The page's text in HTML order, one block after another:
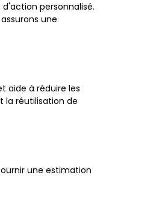
personnalisé.
une
aide à réduire les
la réutilisation de
une estimation